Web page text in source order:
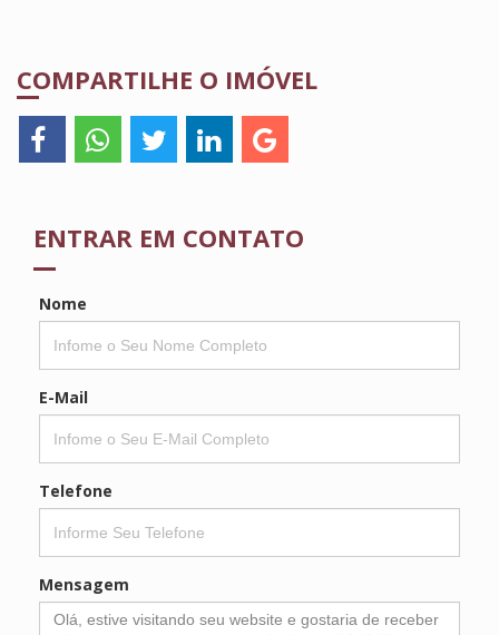
COMPARTILHE O IMÓVEL
ENTRAR EM CONTATO
Nome
E-Mail
Telefone
Mensagem